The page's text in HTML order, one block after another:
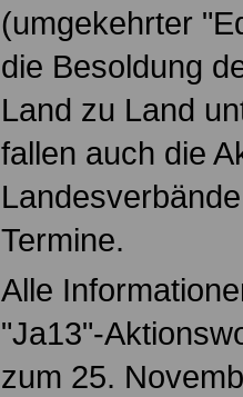
(umgekehrter
die Besoldung
Land zu Land
fallen auch die
Termine.
Alle
"Ja13"-
zum 25.